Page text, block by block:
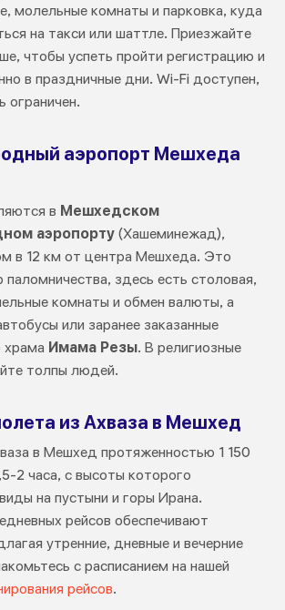
молельные комнаты и парковка, куда
на такси или шаттле. Приезжайте
чтобы успеть пройти регистрацию и
в праздничные дни. Wi-Fi доступен,
ограничен.
аэропорт Мешхеда
в Мешхедском
аэропорту(Хашеминежад),
в 12 км от центра Мешхеда. Это
паломничества, здесь есть столовая,
комнаты и обмен валюты, а
или заранее заказанные
Имама Резы. В религиозные
толпы людей.
из Ахваза в Мешхед
в Мешхед протяженностью 1 150
2 часа, с высоты которого
на пустыни и горы Ирана.
рейсов обеспечивают
утренние, дневные и вечерние
с расписанием на нашей
рейсов.